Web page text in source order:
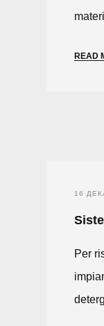
READ
16
Per